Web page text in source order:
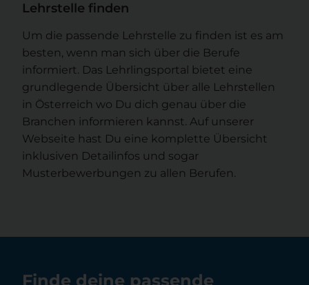
Lehrstelle finden
Um die passende Lehrstelle zu finden ist es am
besten, wenn man sich über die Berufe
informiert. Das Lehrlingsportal bietet eine
grundlegende Übersicht über alle Lehrstellen
in Österreich wo Du dich genau über die
Branchen informieren kannst. Auf unserer
Webseite hast Du eine komplette Übersicht
inklusiven Detailinfos und sogar
Musterbewerbungen zu allen Berufen.
Finde deine passende